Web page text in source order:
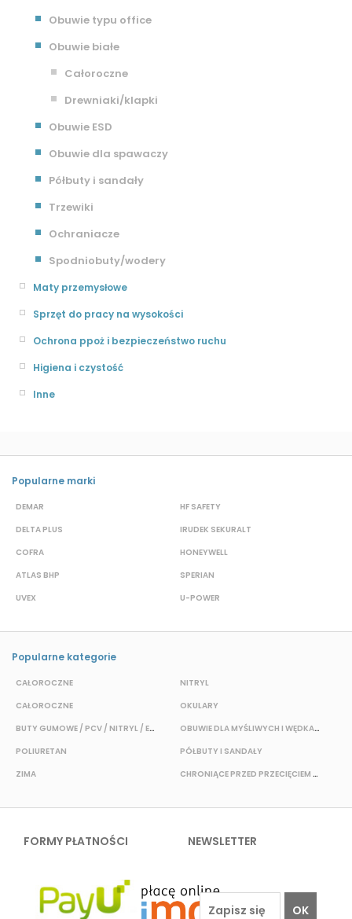
Obuwie typu office
Obuwie białe
Całoroczne
Drewniaki/klapki
Obuwie ESD
Obuwie dla spawaczy
Półbuty i sandały
Trzewiki
Ochraniacze
Spodniobuty/wodery
Maty przemysłowe
Sprzęt do pracy na wysokości
Ochrona ppoż i bezpieczeństwo ruchu
Higiena i czystość
Inne
Popularne marki
DEMAR
DELTA PLUS
COFRA
ATLAS BHP
UVEX
HF SAFETY
IRUDEK SEKURALT
HONEYWELL
SPERIAN
U-POWER
Popularne kategorie
CAŁOROCZNE
CAŁOROCZNE
BUTY GUMOWE / PCV / NITRYL / EVA
POLIURETAN
ZIMA
NITRYL
OKULARY
OBUWIE DLA MYŚLIWYCH I WĘDKARZY
PÓŁBUTY I SANDAŁY
CHRONIĄCE PRZED PRZECIĘCIEM I PRZEKŁUCIEM
FORMY PŁATNOŚCI NEWSLETTER
OK